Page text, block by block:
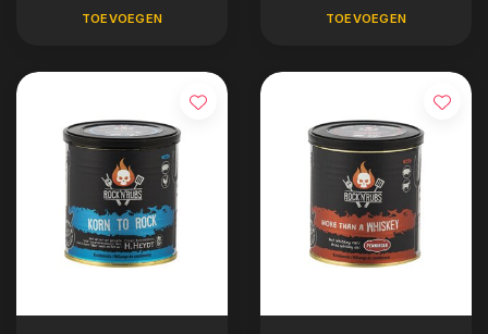
TOEVOEGEN TOEVOEGEN